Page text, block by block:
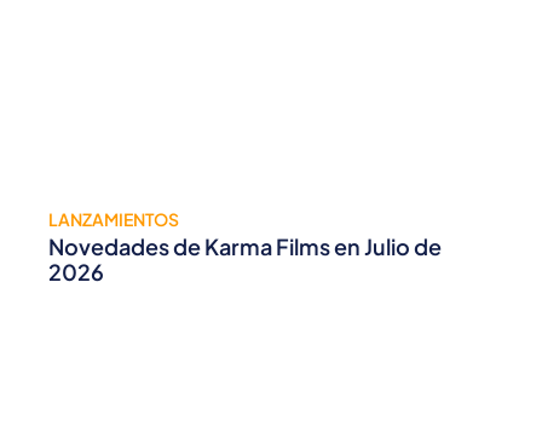
LANZAMIENTOS
Novedades de Karma Films en Julio de
2026